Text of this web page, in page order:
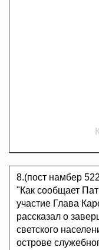
8.(пост намбер
"Как сообщает
участие Глава
рассказал о
светского
острове